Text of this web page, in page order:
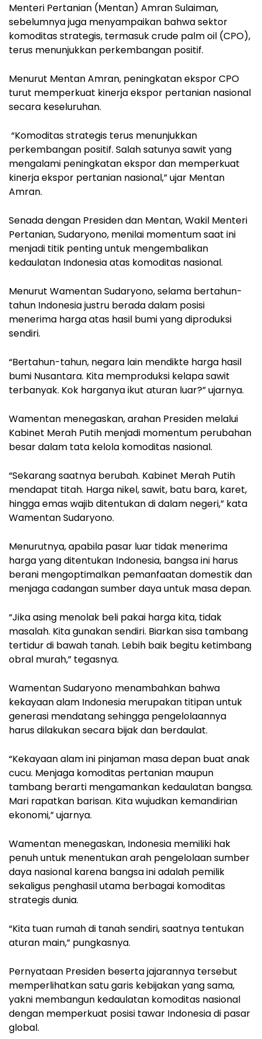
Menteri Pertanian (Mentan) Amran Sulaiman,
sebelumnya juga menyampaikan bahwa sektor
komoditas strategis, termasuk crude palm oil (CPO),
terus menunjukkan perkembangan positif.
Menurut Mentan Amran, peningkatan ekspor CPO
turut memperkuat kinerja ekspor pertanian nasional
secara keseluruhan.
“Komoditas strategis terus menunjukkan
perkembangan positif. Salah satunya sawit yang
mengalami peningkatan ekspor dan memperkuat
kinerja ekspor pertanian nasional,” ujar Mentan
Amran.
Senada dengan Presiden dan Mentan, Wakil Menteri
Pertanian, Sudaryono, menilai momentum saat ini
menjadi titik penting untuk mengembalikan
kedaulatan Indonesia atas komoditas nasional.
Menurut Wamentan Sudaryono, selama bertahun-
tahun Indonesia justru berada dalam posisi
menerima harga atas hasil bumi yang diproduksi
sendiri.
“Bertahun-tahun, negara lain mendikte harga hasil
bumi Nusantara. Kita memproduksi kelapa sawit
terbanyak. Kok harganya ikut aturan luar?” ujarnya.
Wamentan menegaskan, arahan Presiden melalui
Kabinet Merah Putih menjadi momentum perubahan
besar dalam tata kelola komoditas nasional.
“Sekarang saatnya berubah. Kabinet Merah Putih
mendapat titah. Harga nikel, sawit, batu bara, karet,
hingga emas wajib ditentukan di dalam negeri,” kata
Wamentan Sudaryono.
Menurutnya, apabila pasar luar tidak menerima
harga yang ditentukan Indonesia, bangsa ini harus
berani mengoptimalkan pemanfaatan domestik dan
menjaga cadangan sumber daya untuk masa depan.
“Jika asing menolak beli pakai harga kita, tidak
masalah. Kita gunakan sendiri. Biarkan sisa tambang
tertidur di bawah tanah. Lebih baik begitu ketimbang
obral murah,” tegasnya.
Wamentan Sudaryono menambahkan bahwa
kekayaan alam Indonesia merupakan titipan untuk
generasi mendatang sehingga pengelolaannya
harus dilakukan secara bijak dan berdaulat.
“Kekayaan alam ini pinjaman masa depan buat anak
cucu. Menjaga komoditas pertanian maupun
tambang berarti mengamankan kedaulatan bangsa.
Mari rapatkan barisan. Kita wujudkan kemandirian
ekonomi,” ujarnya.
Wamentan menegaskan, Indonesia memiliki hak
penuh untuk menentukan arah pengelolaan sumber
daya nasional karena bangsa ini adalah pemilik
sekaligus penghasil utama berbagai komoditas
strategis dunia.
“Kita tuan rumah di tanah sendiri, saatnya tentukan
aturan main,” pungkasnya.
Pernyataan Presiden beserta jajarannya tersebut
memperlihatkan satu garis kebijakan yang sama,
yakni membangun kedaulatan komoditas nasional
dengan memperkuat posisi tawar Indonesia di pasar
global.